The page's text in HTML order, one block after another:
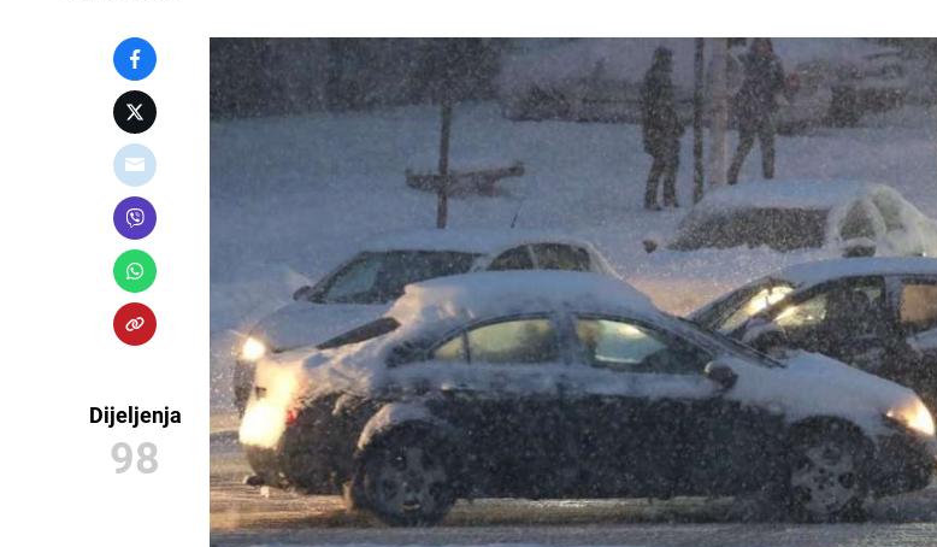
Dijeljenja
98